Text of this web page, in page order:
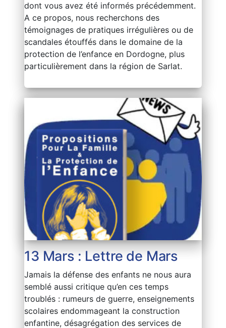
dont vous avez été informés précédemment.
A ce propos, nous recherchons des
témoignages de pratiques irrégulières ou de
scandales étouffés dans le domaine de la
protection de l’enfance en Dordogne, plus
particulièrement dans la région de Sarlat.
13 Mars : Lettre de Mars
Jamais la défense des enfants ne nous aura
semblé aussi critique qu’en ces temps
troublés : rumeurs de guerre, enseignements
scolaires endommageant la construction
enfantine, désagrégation des services de